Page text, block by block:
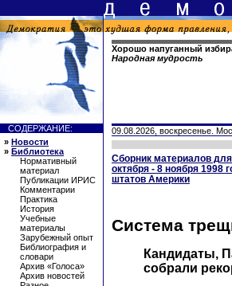
Хорошо напуганный
Народная мудрость
СОДЕРЖАНИЕ:
» Новости
» Библиотека
Нормативный
материал
Публикации ИРИС
Комментарии
Практика
История
Учебные
материалы
Зарубежный опыт
Библиография и
словари
Архив «Голоса»
Архив новостей
09.08.2026, воскресенье.
Сборник материалов
октября - 8 ноября 1998
штатов Америки
Система
Кандидаты,
собрали